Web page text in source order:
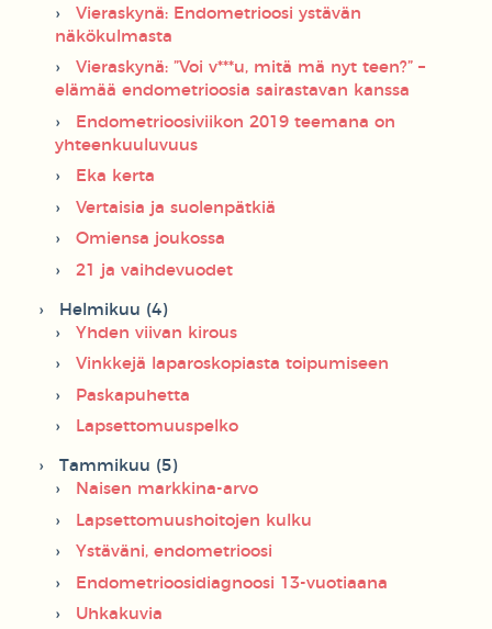
Vieraskynä: Endometrioosi ystävän
näkökulmasta
Vieraskynä: ”Voi v***u, mitä mä nyt teen?” –
elämää endometrioosia sairastavan kanssa
Endometrioosiviikon 2019 teemana on
yhteenkuuluvuus
Eka kerta
Vertaisia ja suolenpätkiä
Omiensa joukossa
21 ja vaihdevuodet
Helmikuu (4)
Yhden viivan kirous
Vinkkejä laparoskopiasta toipumiseen
Paskapuhetta
Lapsettomuuspelko
Tammikuu (5)
Naisen markkina-arvo
Lapsettomuushoitojen kulku
Ystäväni, endometrioosi
Endometrioosidiagnoosi 13-vuotiaana
Uhkakuvia